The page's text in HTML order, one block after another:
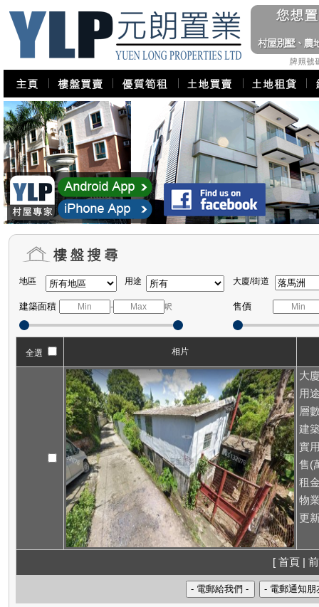
地區 用途 大廈/街道
建築面積 - 呎 售價
全選 相片
大
用
層
建
實
售(
租
物
更
[ 首頁 |